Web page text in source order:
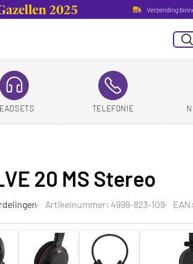
Verzending
TELEFONIE
20 MS Stereo
is5.0 van de 5
Artikelnummer: 4999-823-109